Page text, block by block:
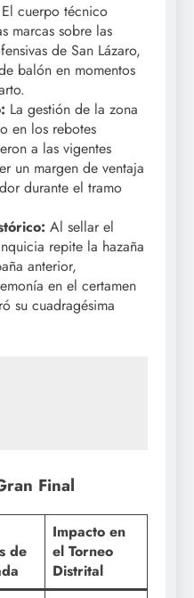
El cuerpo técnico
marcas sobre las
de San Lázaro,
balón en momentos
La gestión de la zona
en los rebotes
a las vigentes
un margen de ventaja
durante el tramo
Al sellar el
repite la hazaña
anterior,
en el certamen
su cuadragésima
Final
de
Impacto en
el Torneo
Distrital